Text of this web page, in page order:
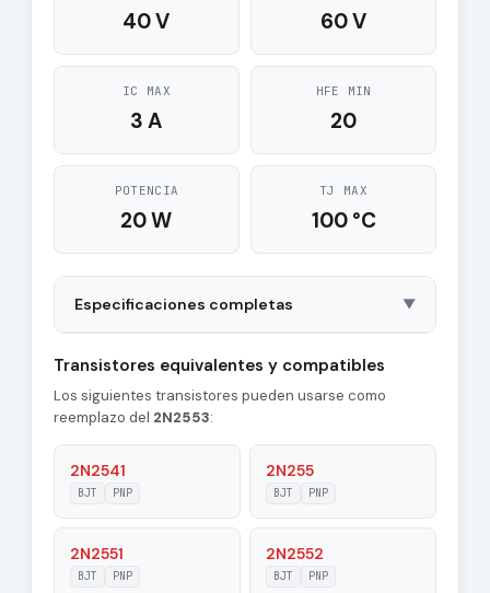
40 V 60 V
IC MAX
3 A
HFE MIN
20
POTENCIA
20 W
TJ MAX
100 °C
Especificaciones completas ▼
Polarity PNP
Material of
Transistor
Ge
Frequency (ft)
0.22 MHz
Maximum Collector
Transistores equivalentes y compatibles
Los siguientes transistores pueden usarse como
reemplazo del 2N2553:
2N2541
BJT PNP
2N255
BJT PNP
2N2551
BJT PNP
2N2552
BJT PNP